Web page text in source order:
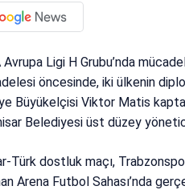
Avrupa Ligi H Grubu’nda
öncesinde, iki ülkenin
Büyükelçisi Viktor Matis
Belediyesi üst düzey
Türk dostluk maçı,
Arena Futbol Sahası’nda